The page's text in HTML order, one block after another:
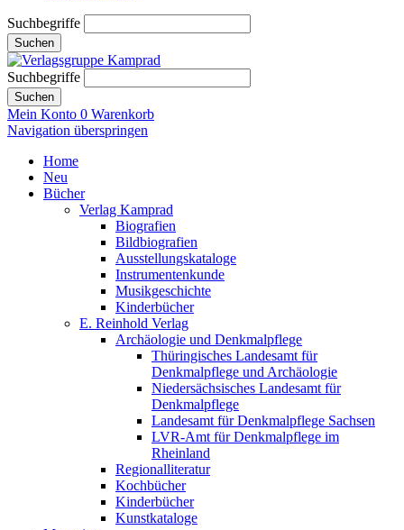
Suchbegriffe
Suchen
Suchbegriffe
Suchen
Mein Konto 0 Warenkorb
Navigation überspringen
Home
Neu
Bücher
Verlag Kamprad
Biografien
Bildbiografien
Ausstellungskataloge
Instrumentenkunde
Musikgeschichte
Kinderbücher
E. Reinhold Verlag
Archäologie und Denkmalpflege
Thüringisches Landesamt für
Denkmalpflege und Archäologie
Niedersächsisches Landesamt für
Denkmalpflege
Landesamt für Denkmalpflege Sachsen
LVR-Amt für Denkmalpflege im
Rheinland
Regionalliteratur
Kochbücher
Kinderbücher
Kunstkataloge